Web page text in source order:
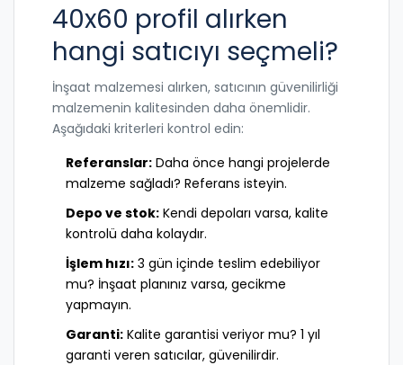
40x60 profil alırken
hangi satıcıyı seçmeli?
İnşaat malzemesi alırken, satıcının güvenilirliği
malzemenin kalitesinden daha önemlidir.
Aşağıdaki kriterleri kontrol edin:
Referanslar: Daha önce hangi projelerde
malzeme sağladı? Referans isteyin.
Depo ve stok: Kendi depoları varsa, kalite
kontrolü daha kolaydır.
İşlem hızı: 3 gün içinde teslim edebiliyor
mu? İnşaat planınız varsa, gecikme
yapmayın.
Garanti: Kalite garantisi veriyor mu? 1 yıl
garanti veren satıcılar, güvenilirdir.